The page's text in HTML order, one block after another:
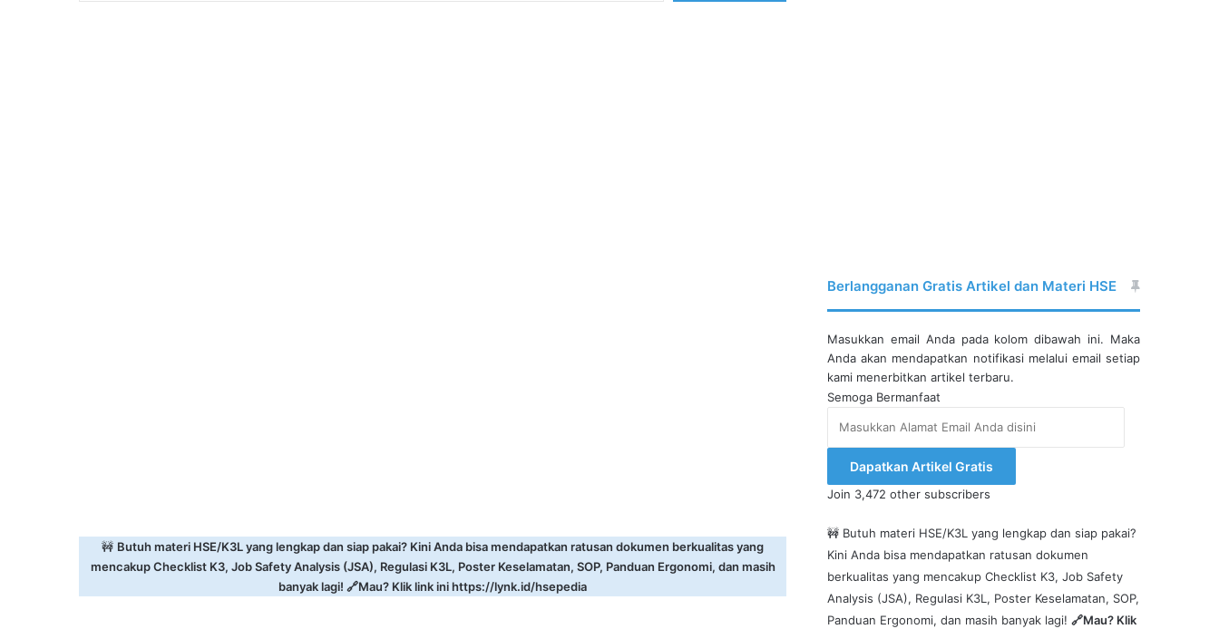
🚧 Butuh materi HSE/K3L yang lengkap dan siap pakai? Kini Anda bisa mendapatkan ratusan dokumen berkualitas yang
mencakup Checklist K3, Job Safety Analysis (JSA), Regulasi K3L, Poster Keselamatan, SOP, Panduan Ergonomi, dan masih
banyak lagi! 🔗Mau? Klik link inihttps://lynk.id/hsepedia
Berlangganan Gratis Artikel dan Materi HSE
Masukkan email Anda pada kolom dibawah ini. Maka
Anda akan mendapatkan notifikasi melalui email setiap
kami menerbitkan artikel terbaru.
Semoga Bermanfaat
Alamat
Anda
disini
Dapatkan Artikel Gratis
Join 3,472 other subscribers
🚧 Butuh materi HSE/K3L yang lengkap dan siap pakai?
Kini Anda bisa mendapatkan ratusan dokumen
berkualitas yang mencakup Checklist K3, Job Safety
Analysis (JSA), Regulasi K3L, Poster Keselamatan, SOP,
Panduan Ergonomi, dan masih banyak lagi!🔗Mau? Klik